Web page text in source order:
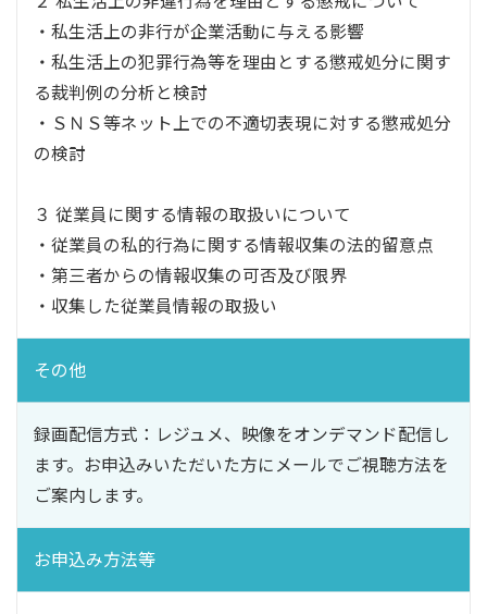
・私生活上の非行が企業活動に与える影響
・私生活上の犯罪行為等を理由とする懲戒処分に関す
る裁判例の分析と検討
・ＳＮＳ等ネット上での不適切表現に対する懲戒処分
の検討
３ 従業員に関する情報の取扱いについて
・従業員の私的行為に関する情報収集の法的留意点
・第三者からの情報収集の可否及び限界
・収集した従業員情報の取扱い
その他
録画配信方式：レジュメ、映像をオンデマンド配信し
ます。お申込みいただいた方にメールでご視聴方法を
ご案内します。
お申込み方法等